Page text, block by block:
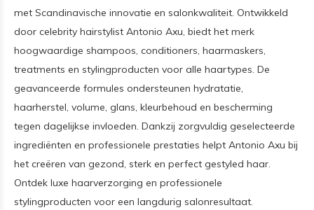
met Scandinavische innovatie en salonkwaliteit. Ontwikkeld
door celebrity hairstylist Antonio Axu, biedt het merk
hoogwaardige shampoos, conditioners, haarmaskers,
treatments en stylingproducten voor alle haartypes. De
geavanceerde formules ondersteunen hydratatie,
haarherstel, volume, glans, kleurbehoud en bescherming
tegen dagelijkse invloeden. Dankzij zorgvuldig geselecteerde
ingrediënten en professionele prestaties helpt Antonio Axu bij
het creëren van gezond, sterk en perfect gestyled haar.
Ontdek luxe haarverzorging en professionele
stylingproducten voor een langdurig salonresultaat.